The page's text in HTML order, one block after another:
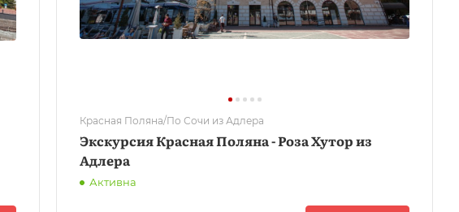
Красная Поляна/По Сочи из Адлера
Экскурсия Красная Поляна - Роза Хутор из
Адлера
Активна